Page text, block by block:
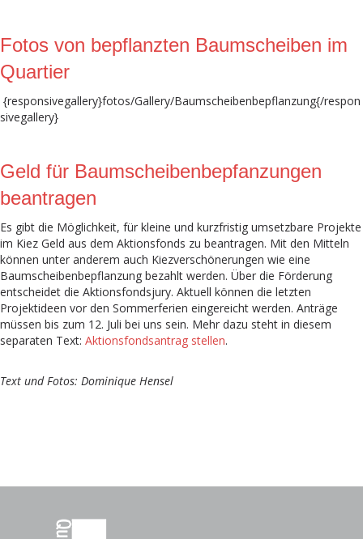
Fotos von bepflanzten Baumscheiben im
Quartier
{responsivegallery}fotos/Gallery/Baumscheibenbepflanzung{/respon
sivegallery}
Geld für Baumscheibenbepfanzungen
beantragen
Es gibt die Möglichkeit, für kleine und kurzfristig umsetzbare Projekte
im Kiez Geld aus dem Aktionsfonds zu beantragen. Mit den Mitteln
können unter anderem auch Kiezverschönerungen wie eine
Baumscheibenbepflanzung bezahlt werden. Über die Förderung
entscheidet die Aktionsfondsjury. Aktuell können die letzten
Projektideen vor den Sommerferien eingereicht werden. Anträge
müssen bis zum 12. Juli bei uns sein. Mehr dazu steht in diesem
separaten Text: Aktionsfondsantrag stellen.
Text und Fotos: Dominique Hensel